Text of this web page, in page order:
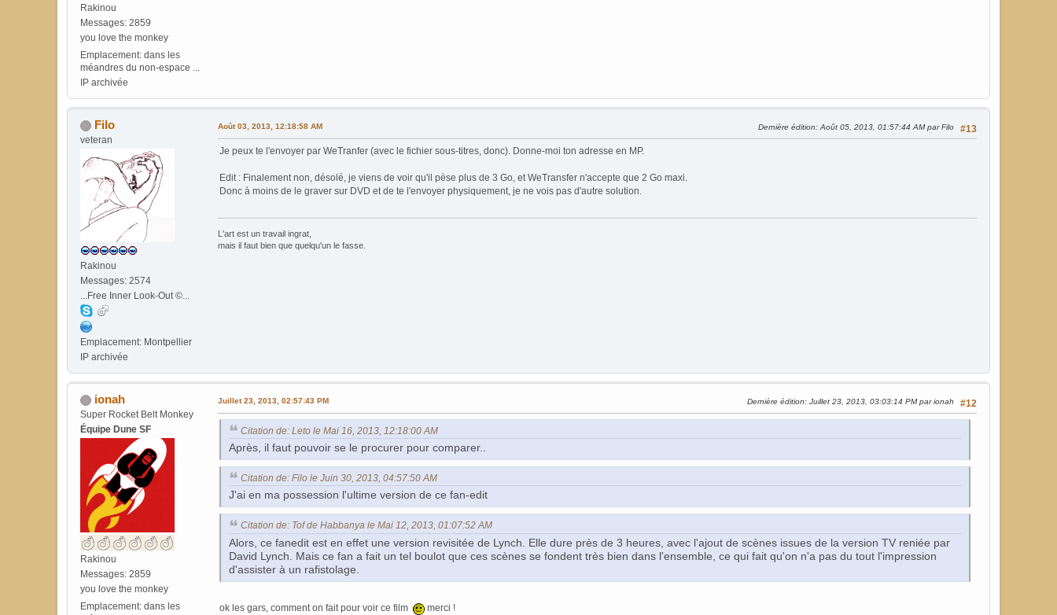
Rakinou
Messages: 2859
you love the monkey
Emplacement: dans les
méandres du non-espace ...
IP archivée
Filo
veteran
Rakinou
Messages: 2574
...Free Inner Look-Out ©...
Emplacement: Montpellier
IP archivée
#13
Août 03, 2013, 12:18:58 AM Dernière édition: Août 05, 2013, 01:57:44 AM par Filo
Je peux te l'envoyer par WeTranfer (avec le fichier sous-titres, donc). Donne-moi ton adresse en MP.
Edit : Finalement non, désolé, je viens de voir qu'il pèse plus de 3 Go, et WeTransfer n'accepte que 2 Go maxi.
Donc à moins de le graver sur DVD et de te l'envoyer physiquement, je ne vois pas d'autre solution.
L'art est un travail ingrat,
mais il faut bien que quelqu'un le fasse.
ionah
Super Rocket Belt Monkey
Équipe Dune SF
Rakinou
Messages: 2859
you love the monkey
Emplacement: dans les
#12
Juillet 23, 2013, 02:57:43 PM Dernière édition: Juillet 23, 2013, 03:03:14 PM par ionah
Citation de: Leto le Mai 16, 2013, 12:18:00 AM
Après, il faut pouvoir se le procurer pour comparer..
Citation de: Filo le Juin 30, 2013, 04:57:50 AM
J'ai en ma possession l'ultime version de ce fan-edit
Citation de: Tof de Habbanya le Mai 12, 2013, 01:07:52 AM
Alors, ce fanedit est en effet une version revisitée de Lynch. Elle dure près de 3 heures, avec l'ajout de scènes issues de la version TV reniée par
David Lynch. Mais ce fan a fait un tel boulot que ces scènes se fondent très bien dans l'ensemble, ce qui fait qu'on n'a pas du tout l'impression
d'assister à un rafistolage.
ok les gars, comment on fait pour voir ce film merci !